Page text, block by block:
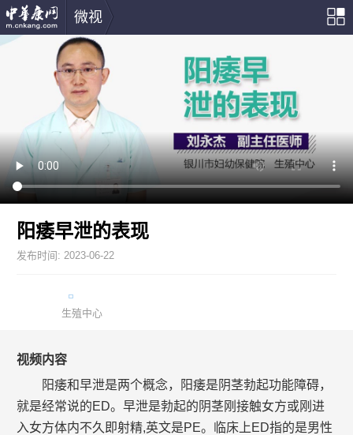
微视
阳痿早泄的表现
发布时间: 2023-06-22
生殖中心
视频内容
阳痿和早泄是两个概念，阳痿是阴茎勃起功能障碍，
就是经常说的ED。早泄是勃起的阴茎刚接触女方或刚进
入女方体内不久即射精,英文是PE。临床上ED指的是男性